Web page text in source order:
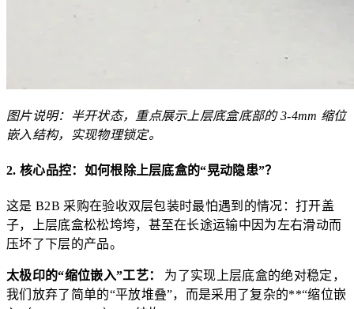
图片说明：半开状态，重点展示上层底盒底部的 3-4mm 缩位
嵌入结构，实现物理锁定。
2. 核心品控：如何根除上层底盒的“晃动隐患”？
这是 B2B 采购在验收双层包装时最怕遇到的情况：打开盖
子，上层底盒松松垮垮，甚至在长途运输中因为左右滑动而
压坏了下层的产品。
太极印的“缩位嵌入”工艺：
为了实现上层底盒的绝对稳定，
我们放弃了简单的“平放堆叠”，而是采用了复杂的**“缩位嵌